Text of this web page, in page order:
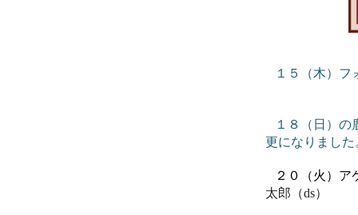
１５（木）
１８（日）
更になりました
２０（火
太郎（ds）